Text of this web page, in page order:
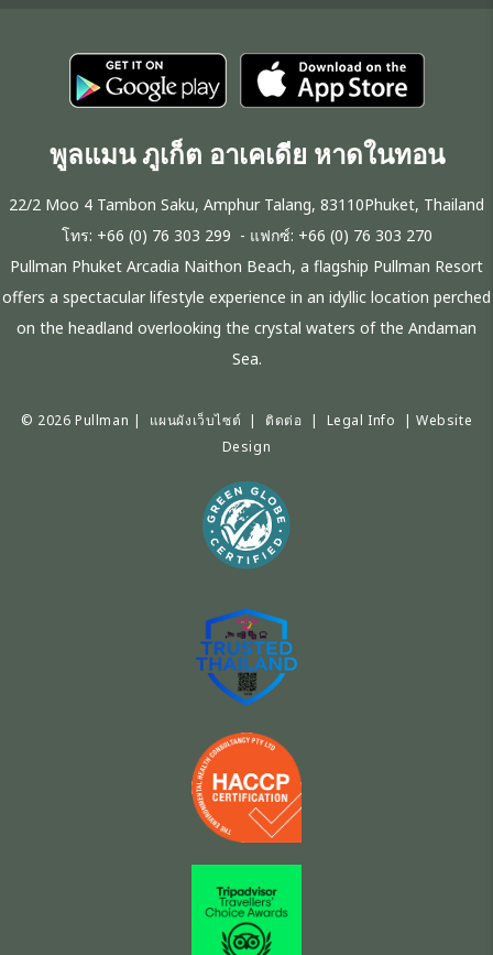
พูลแมน ภูเก็ต อาเคเดีย หาดในทอน
22/2 Moo 4 Tambon Saku, Amphur Talang, 83110Phuket, Thailand
โทร: +66 (0) 76 303 299 - แฟกซ์: +66 (0) 76 303 270
Pullman Phuket Arcadia Naithon Beach, a flagship Pullman Resort
offers a spectacular lifestyle experience in an idyllic location perched
on the headland overlooking the crystal waters of the Andaman
Sea.
© 2026 Pullman | แผนผังเว็บไซต์ | ติดต่อ | Legal Info |Website
Design